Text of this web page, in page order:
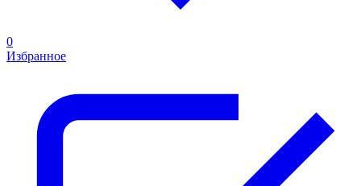
0
Избранное